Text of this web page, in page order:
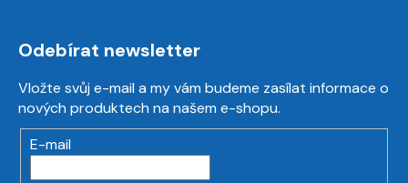
Odebírat newsletter
Vložte svůj e-mail a my vám budeme zasílat informace o
nových produktech na našem e-shopu.
E-mail